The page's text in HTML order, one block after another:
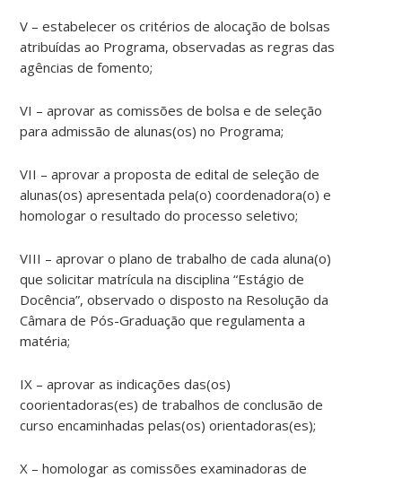
V – estabelecer os critérios de alocação de bolsas
atribuídas ao Programa, observadas as regras das
agências de fomento;
VI – aprovar as comissões de bolsa e de seleção
para admissão de alunas(os) no Programa;
VII – aprovar a proposta de edital de seleção de
alunas(os) apresentada pela(o) coordenadora(o) e
homologar o resultado do processo seletivo;
VIII – aprovar o plano de trabalho de cada aluna(o)
que solicitar matrícula na disciplina “Estágio de
Docência”, observado o disposto na Resolução da
Câmara de Pós-Graduação que regulamenta a
matéria;
IX – aprovar as indicações das(os)
coorientadoras(es) de trabalhos de conclusão de
curso encaminhadas pelas(os) orientadoras(es);
X – homologar as comissões examinadoras de